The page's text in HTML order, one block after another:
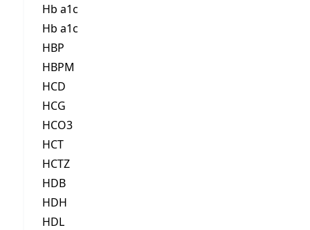
Hb a1c
Hb a1c
HBP
HBPM
HCD
HCG
HCO3
HCT
HCTZ
HDB
HDH
HDL